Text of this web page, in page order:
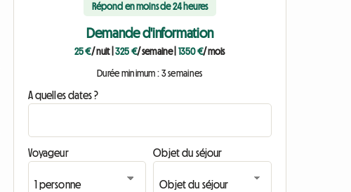
Répond en moins de 24 heures
Demande d'information
25 €/ nuit| 325 €/ semaine| 1350 €/ mois
Durée minimum : 3 semaines
A quelles dates ?
Voyageur Objet du séjour